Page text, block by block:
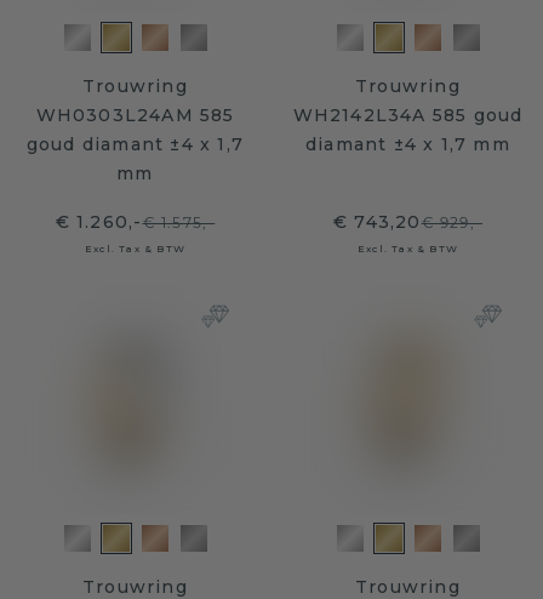
Trouwring
WH0303L24AM 585
goud diamant ±4 x 1,7
mm
€ 1.260,-€ 1.575,-
Excl. Tax & BTW
Trouwring
WH2142L34A 585 goud
diamant ±4 x 1,7 mm
€ 743,20€ 929,-
Excl. Tax & BTW
Trouwring
Trouwring